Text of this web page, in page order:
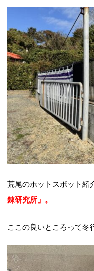
荒尾のホットスポット紹
錬研究所」。
ここの良いところって冬